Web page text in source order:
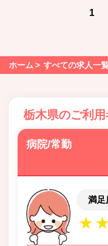
1
ホーム すべての求人一
栃木県のご利
病院/常勤
満足